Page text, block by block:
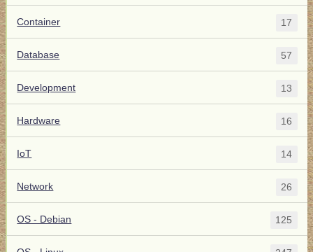
Container 17
Database 57
Development 13
Hardware 16
IoT 14
Network 26
OS - Debian 125